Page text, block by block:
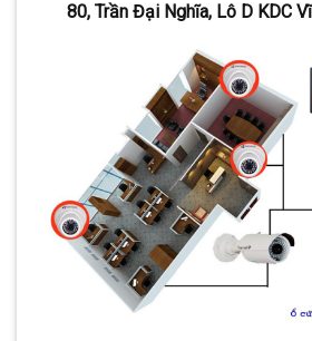
80, Trần Đại Nghĩa, Lô D KDC